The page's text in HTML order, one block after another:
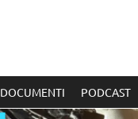
DOCUMENTI PODCAST